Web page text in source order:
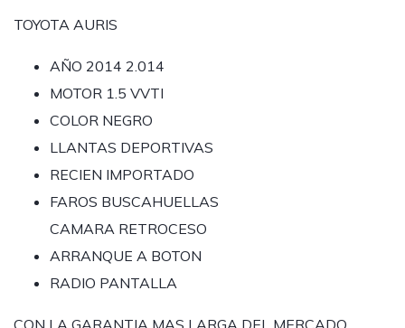
TOYOTA AURIS
AÑO 2014 2.014
MOTOR 1.5 VVTI
COLOR NEGRO
LLANTAS DEPORTIVAS
RECIEN IMPORTADO
FAROS BUSCAHUELLAS
CAMARA RETROCESO
ARRANQUE A BOTON
RADIO PANTALLA
CON LA GARANTIA MAS LARGA DEL MERCADO